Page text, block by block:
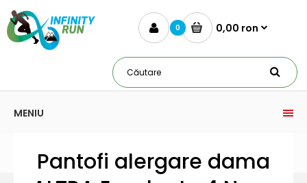
0 0,00 ron
MENIU
Pantofi alergare dama